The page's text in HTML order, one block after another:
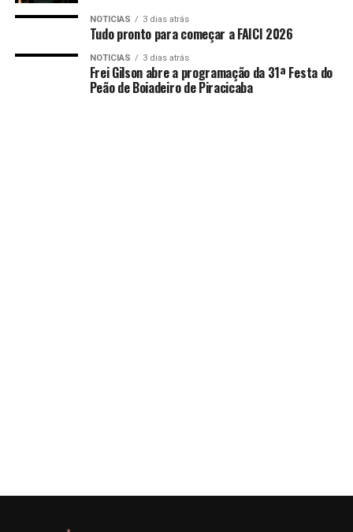
NOTICIAS 3 dias atrás
Tudo pronto para começar a FAICI 2026
NOTICIAS 3 dias atrás
Frei Gilson abre a programação da 31ª Festa do
Peão de Boiadeiro de Piracicaba